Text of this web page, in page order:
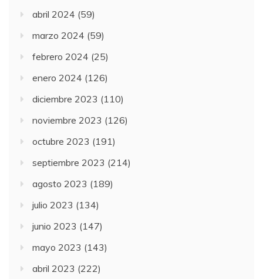
abril 2024 (59)
marzo 2024 (59)
febrero 2024 (25)
enero 2024 (126)
diciembre 2023 (110)
noviembre 2023 (126)
octubre 2023 (191)
septiembre 2023 (214)
agosto 2023 (189)
julio 2023 (134)
junio 2023 (147)
mayo 2023 (143)
abril 2023 (222)